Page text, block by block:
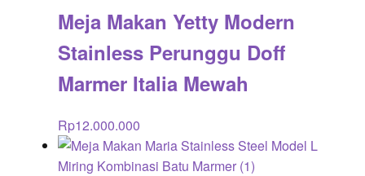
Meja Makan Yetty Modern
Stainless Perunggu Doff
Marmer Italia Mewah
Rp12.000.000